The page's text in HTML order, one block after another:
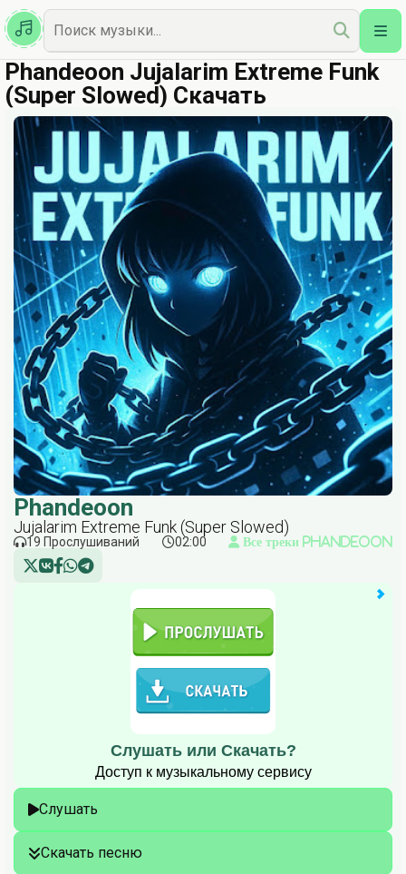
Казахская
Наш Топ
Phandeoon Jujalarim Extreme Funk
(Super Slowed) Скачать
Phandeoon
Jujalarim Extreme Funk (Super Slowed)
19 Прослушиваний 02:00 Все треки Phandeoon
Слушать или Скачать?
Доступ к музыкальному сервису
Слушать
Скачать песню